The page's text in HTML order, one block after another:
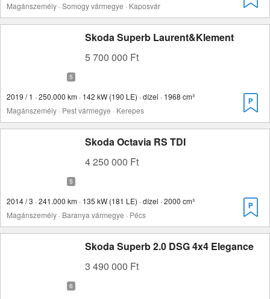
Magánszemély · Somogy vármegye · Kaposvár
Skoda Superb Laurent&Klement
5 700 000 Ft
2019 / 1 · 250.000 km · 142 kW (190 LE) · dízel · 1968 cm³
Magánszemély · Pest vármegye · Kerepes
Skoda Octavia RS TDI
4 250 000 Ft
2014 / 3 · 241.000 km · 135 kW (181 LE) · dízel · 2000 cm³
Magánszemély · Baranya vármegye · Pécs
Skoda Superb 2.0 DSG 4x4 Elegance
3 490 000 Ft